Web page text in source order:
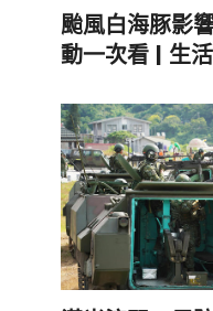
颱風白海豚影
動一次看 | 生